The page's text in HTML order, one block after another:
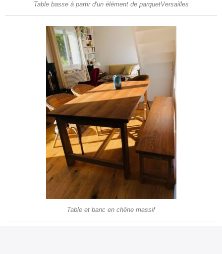
Table basse à partir d'un élément de parquetVersailles
Table et banc en chêne massif